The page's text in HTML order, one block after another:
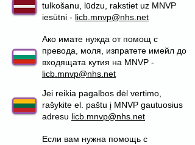
tulkošanu, lūdzu, rakstiet uz MNVP
iesūtni - licb.mnvp@nhs.net
Ако имате нужда от помощ с
превода, моля, изпратете имейл до
входящата кутия на MNVP -
licb.mnvp@nhs.net
Jei reikia pagalbos dėl vertimo,
rašykite el. paštu į MNVP gautuosius
adresu licb.mnvp@nhs.net
Если вам нужна помощь с